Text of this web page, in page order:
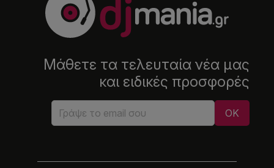
Μάθετε τα τελευταία νέα μας
και ειδικές προσφορές